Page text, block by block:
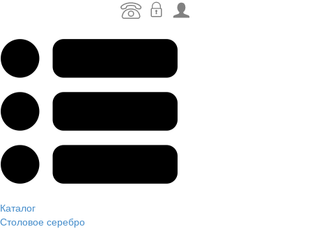
Каталог
Столовое серебро